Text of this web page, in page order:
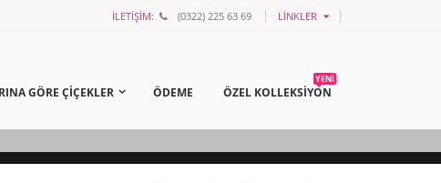
LINKLER
İLETİŞİM: (0322) 225 63 69
ÖZEL KOLLEKSİYON
YENİ
ÖDEME
GÖRE ÇİÇEKLER